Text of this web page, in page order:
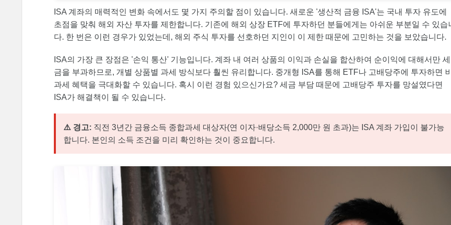
ISA 계좌의 매력적인 변화 속에서도 몇 가지 주의할 점이 있습니다. 새로운 '생산적 금융 ISA'는 국내 투자 유도에
초점을 맞춰 해외 자산 투자를 제한합니다. 기존에 해외 상장 ETF에 투자하던 분들에게는 아쉬운 부분일 수 있습
다. 한 번은 이런 경우가 있었는데, 해외 주식 투자를 선호하던 지인이 이 제한 때문에 고민하는 것을 보았습니다.
ISA의 가장 큰 장점은 '손익 통산' 기능입니다. 계좌 내 여러 상품의 이익과 손실을 합산하여 순이익에 대해서만 세
금을 부과하므로, 개별 상품별 과세 방식보다 훨씬 유리합니다. 중개형 ISA를 통해 ETF나 고배당주에 투자하면
과세 혜택을 극대화할 수 있습니다. 혹시 이런 경험 있으신가요? 세금 부담 때문에 고배당주 투자를 망설였다면
ISA가 해결책이 될 수 있습니다.
⚠️ 경고: 직전 3년간 금융소득 종합과세 대상자(연 이자·배당소득 2,000만 원 초과)는 ISA 계좌 가입이 불가능
합니다. 본인의 소득 조건을 미리 확인하는 것이 중요합니다.